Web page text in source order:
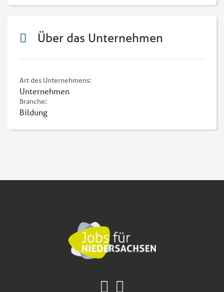
Über das Unternehmen
Art des Unternehmens:
Unternehmen
Branche:
Bildung